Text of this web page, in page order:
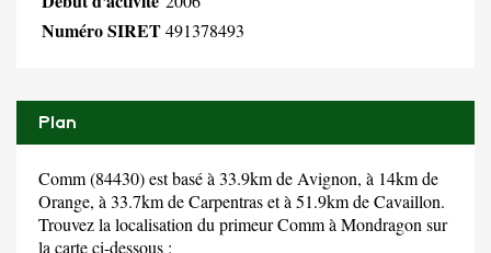
Numéro SIRET491378493
Plan
Comm (84430) est basé à 33.9km de Avignon, à 14km de
Orange, à 33.7km de Carpentras et à 51.9km de Cavaillon.
Trouvez la localisation du primeur Comm à Mondragon sur
la carte ci-dessous :